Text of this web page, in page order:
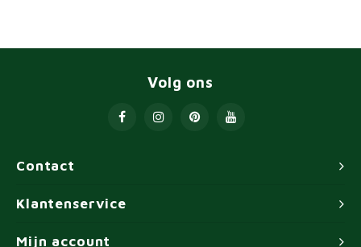
Contact
Volg ons
Klantenservice
Mijn account